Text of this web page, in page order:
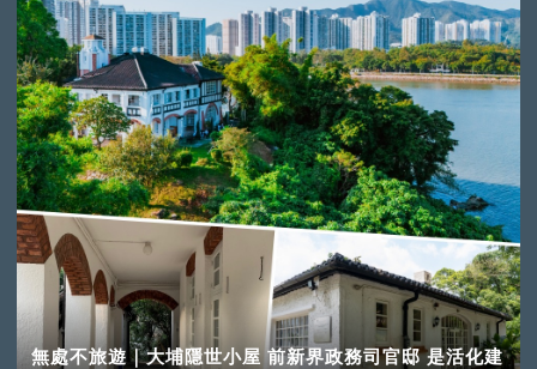
無處不旅遊｜大埔隱世小屋 前新界政務司官邸 是活化建